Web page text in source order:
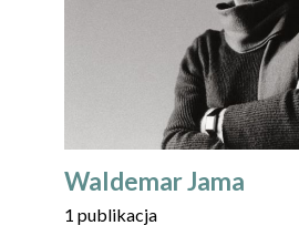
Waldemar Jama
1 publikacja